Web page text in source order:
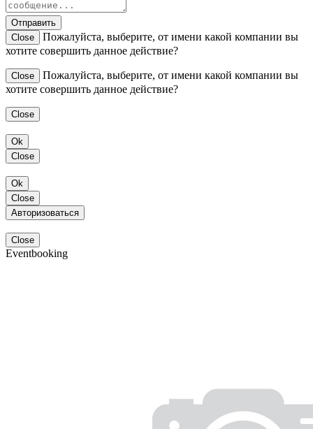
Отправить
Close
Пожалуйста, выберите, от имени какой компании вы
хотите совершить данное действие?
Close
Пожалуйста, выберите, от имени какой компании вы
хотите совершить данное действие?
Close
Ok
Close
Ok
Close
Авторизоваться
Close
Eventbooking